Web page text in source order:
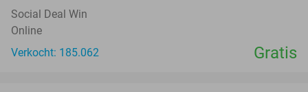
Social Deal Win
Online
Verkocht: 185.062
Gratis